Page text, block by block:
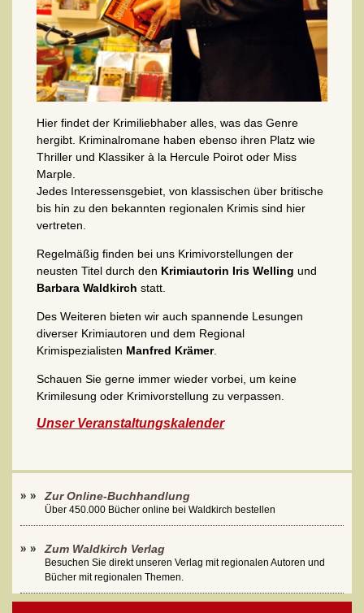
Hier findet der Krimiliebhaber alles, was das Genre
hergibt. Kriminalromane haben ebenso ihren Platz wie
Thriller und Klassiker à la Hercule Poirot oder Miss
Marple.
Jedes Interessensgebiet, von klassischen über britische
bis hin zu den bekannten regionalen Krimis sind hier
vertreten.
Regelmäßig finden bei uns Krimivorstellungen der
neusten Titel durch den Krimiautorin Iris Welling und
Barbara Waldkirch statt.
Des Weiteren bieten wir auch spannende Lesungen
diverser Krimiautoren und dem Regional
Krimispezialisten Manfred Krämer.
Schauen Sie gerne immer wieder vorbei, um keine
Krimilesung oder Krimivorstellung zu verpassen.
Unser Veranstaltungskalender
Zur Online-Buchhandlung
Über 450.000 Bücher online bei Waldkirch bestellen
Zum Waldkirch Verlag
Besuchen Sie direkt unseren Verlag mit regionalen Autoren und
Bücher mit regionalen Themen.